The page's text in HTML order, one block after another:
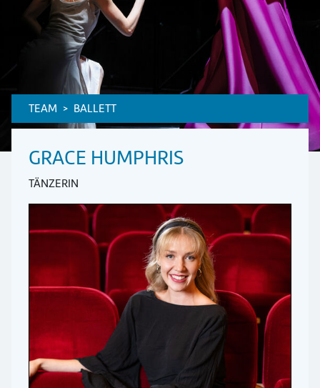
TEAM BALLETT
GRACE HUMPHRIS
TÄNZERIN